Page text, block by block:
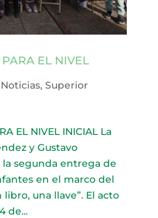
EL NIVEL
Noticias, Superior
EL NIVEL INICIAL La
y Gustavo
segunda entrega de
en el marco del
una llave”. El acto
de...